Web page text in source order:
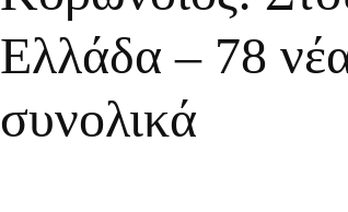
Ελλάδα – 78
συνολικά